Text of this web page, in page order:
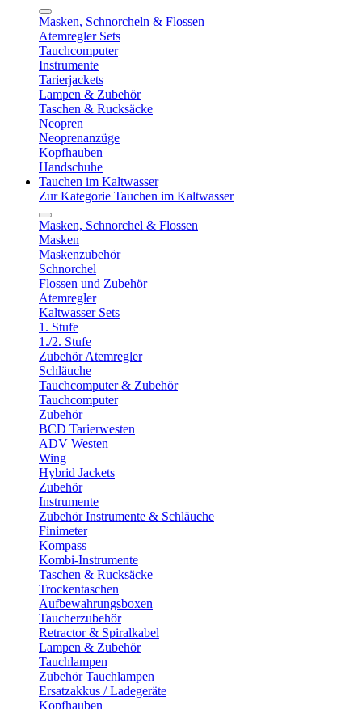
Masken, Schnorcheln & Flossen
Atemregler Sets
Tauchcomputer
Instrumente
Tarierjackets
Lampen & Zubehör
Taschen & Rucksäcke
Neopren
Neoprenanzüge
Kopfhauben
Handschuhe
Tauchen im Kaltwasser
Zur Kategorie Tauchen im Kaltwasser
Masken, Schnorchel & Flossen
Masken
Maskenzubehör
Schnorchel
Flossen und Zubehör
Atemregler
Kaltwasser Sets
1. Stufe
1./2. Stufe
Zubehör Atemregler
Schläuche
Tauchcomputer & Zubehör
Tauchcomputer
Zubehör
BCD Tarierwesten
ADV Westen
Wing
Hybrid Jackets
Zubehör
Instrumente
Zubehör Instrumente & Schläuche
Finimeter
Kompass
Kombi-Instrumente
Taschen & Rucksäcke
Trockentaschen
Aufbewahrungsboxen
Taucherzubehör
Retractor & Spiralkabel
Lampen & Zubehör
Tauchlampen
Zubehör Tauchlampen
Ersatzakkus / Ladegeräte
Kopfhauben